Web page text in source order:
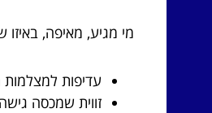
מי מגיע, מאיפה,
עדיפות
זווית שמכסה